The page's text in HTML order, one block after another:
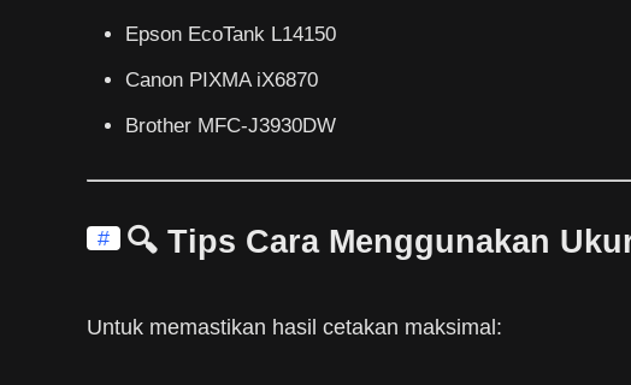
Epson EcoTank L14150
Canon PIXMA iX6870
Brother MFC-J3930DW
# 🔍 Tips Cara Menggunakan
Untuk memastikan hasil cetakan maksimal: